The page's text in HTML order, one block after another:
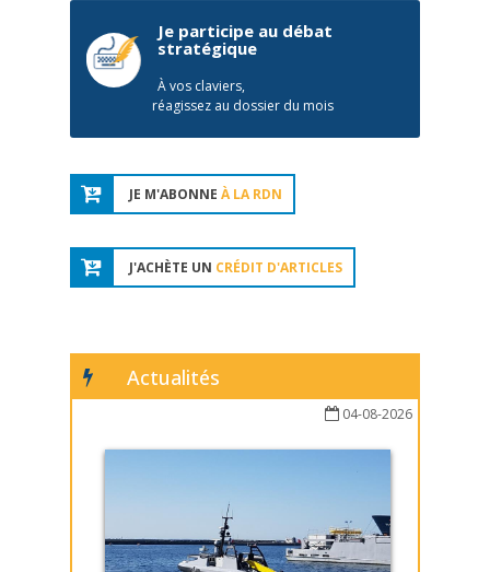
Je participe au débat
stratégique
À vos claviers,
réagissez au dossier du mois
JE M'ABONNE À LA RDN
J'ACHÈTE UN CRÉDIT D'ARTICLES
Actualités
04-08-2026